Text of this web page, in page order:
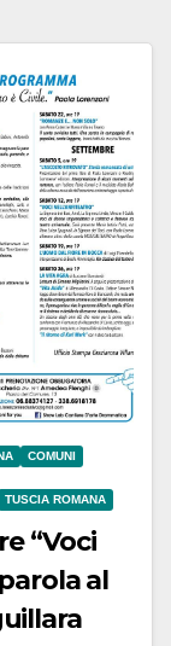
COMUNI
TUSCIA ROMANA
“Voci
al